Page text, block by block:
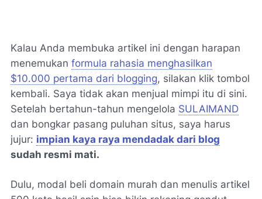
Kalau Anda membuka artikel ini dengan harapan
menemukan formula rahasia menghasilkan
$10.000 pertama dari blogging, silakan klik tombol
kembali. Saya tidak akan menjual mimpi itu di sini.
Setelah bertahun-tahun mengelola SULAIMAND
dan bongkar pasang puluhan situs, saya harus
jujur: impian kaya raya mendadak dari blog
sudah resmi mati.
Dulu, modal beli domain murah dan menulis artikel